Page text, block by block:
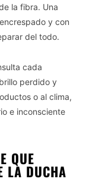
la fibra. Una
y con
del todo.
cada
perdido y
o al clima,
e inconsciente
QUE
LA DUCHA